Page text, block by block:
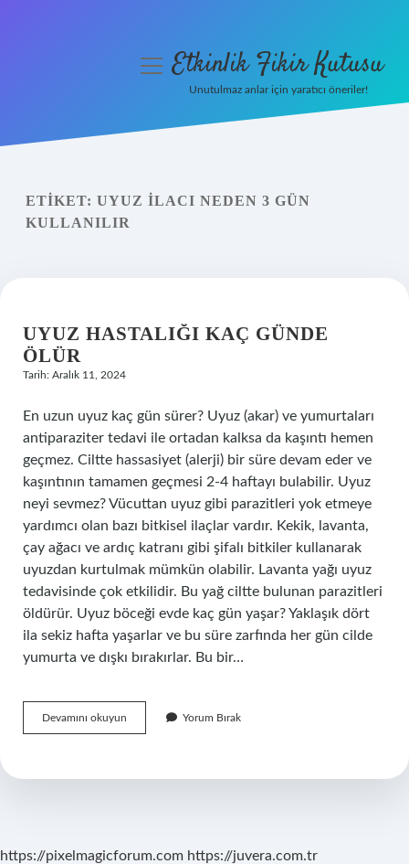
Yasal Uyarı
menüyüEtkinlik Fikir Kutusu
Unutulmaz anlar için yaratıcı öneriler!
ETIKET: UYUZ ILACI NEDEN 3 GÜN
KULLANILIR
UYUZ HASTALIĞI KAÇ GÜNDE
ÖLÜR
Tarih: Aralık 11, 2024
En uzun uyuz kaç gün sürer? Uyuz (akar) ve yumurtaları
antiparaziter tedavi ile ortadan kalksa da kaşıntı hemen
geçmez. Ciltte hassasiyet (alerji) bir süre devam eder ve
kaşıntının tamamen geçmesi 2-4 haftayı bulabilir. Uyuz
neyi sevmez? Vücuttan uyuz gibi parazitleri yok etmeye
yardımcı olan bazı bitkisel ilaçlar vardır. Kekik, lavanta,
çay ağacı ve ardıç katranı gibi şifalı bitkiler kullanarak
uyuzdan kurtulmak mümkün olabilir. Lavanta yağı uyuz
tedavisinde çok etkilidir. Bu yağ ciltte bulunan parazitleri
öldürür. Uyuz böceği evde kaç gün yaşar? Yaklaşık dört
ila sekiz hafta yaşarlar ve bu süre zarfında her gün cilde
yumurta ve dışkı bırakırlar. Bu bir…
Devamını okuyun
Hastalığı
Ölür
Yorum Bırak
https://pixelmagicforum.com https://juvera.com.tr